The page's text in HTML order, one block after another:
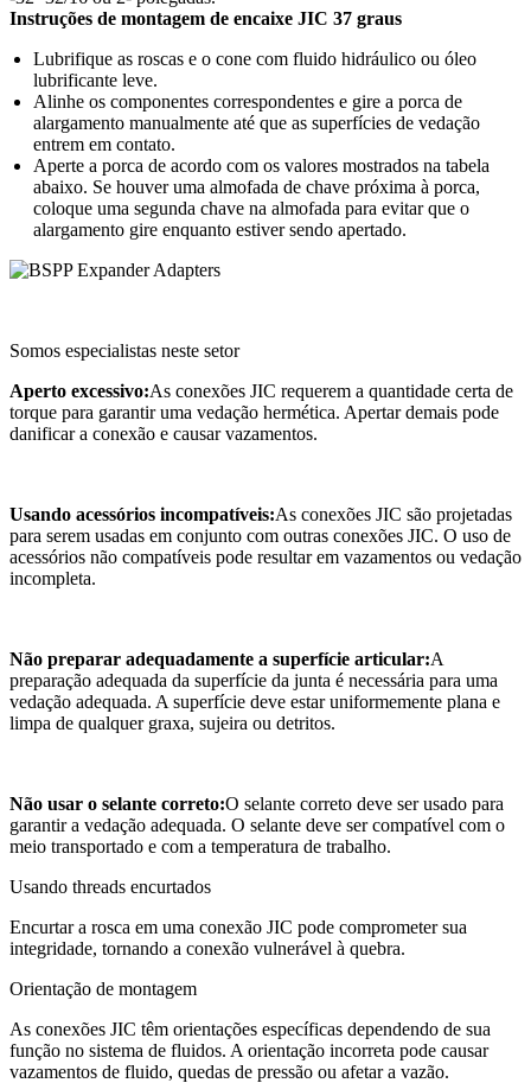
Instruções de montagem de encaixe JIC 37 graus
Lubrifique as roscas e o cone com fluido hidráulico ou óleo
lubrificante leve.
Alinhe os componentes correspondentes e gire a porca de
alargamento manualmente até que as superfícies de vedação
entrem em contato.
Aperte a porca de acordo com os valores mostrados na tabela
abaixo. Se houver uma almofada de chave próxima à porca,
coloque uma segunda chave na almofada para evitar que o
alargamento gire enquanto estiver sendo apertado.
Somos especialistas neste setor
Aperto excessivo:As conexões JIC requerem a quantidade certa de
torque para garantir uma vedação hermética. Apertar demais pode
danificar a conexão e causar vazamentos.
Usando acessórios incompatíveis:As conexões JIC são projetadas
para serem usadas em conjunto com outras conexões JIC. O uso de
acessórios não compatíveis pode resultar em vazamentos ou vedação
incompleta.
Não preparar adequadamente a superfície articular:A
preparação adequada da superfície da junta é necessária para uma
vedação adequada. A superfície deve estar uniformemente plana e
limpa de qualquer graxa, sujeira ou detritos.
Não usar o selante correto:O selante correto deve ser usado para
garantir a vedação adequada. O selante deve ser compatível com o
meio transportado e com a temperatura de trabalho.
Usando threads encurtados
Encurtar a rosca em uma conexão JIC pode comprometer sua
integridade, tornando a conexão vulnerável à quebra.
Orientação de montagem
As conexões JIC têm orientações específicas dependendo de sua
função no sistema de fluidos. A orientação incorreta pode causar
vazamentos de fluido, quedas de pressão ou afetar a vazão.